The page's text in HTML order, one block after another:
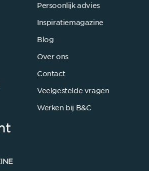
Persoonlijk advies
Inspiratiemagazine
Blog
Over ons
Contact
Veelgestelde vragen
Werken bij B&C